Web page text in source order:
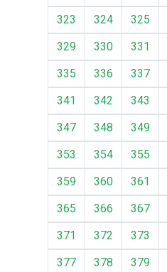
323
324 325
329
330 331
335
336 337
341
342 343
347
348 349
353
354 355
359
360 361
365
366 367
371
372 373
377
378 379